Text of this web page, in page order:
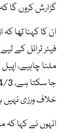
گزارش کروں گا
ان کا کہنا تھا
ملنا چاہیے،
خلاف ورزی نہیں
انہوں نے کہا